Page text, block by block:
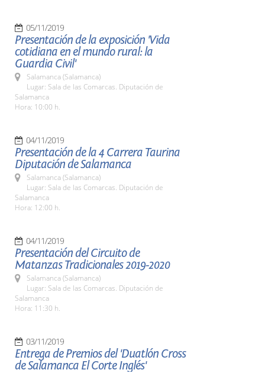
05/11/2019
Presentación de la exposición 'Vida
cotidiana en el mundo rural: la
Guardia Civil'
Salamanca (Salamanca)
Lugar: Sala de las Comarcas. Diputación de
Salamanca
Hora: 10:00 h.
04/11/2019
Presentación de la 4 Carrera Taurina
Diputación de Salamanca
Salamanca (Salamanca)
Lugar: Sala de las Comarcas. Diputación de
Salamanca
Hora: 12:00 h.
04/11/2019
Presentación del Circuito de
Matanzas Tradicionales 2019-2020
Salamanca (Salamanca)
Lugar: Sala de las Comarcas. Diputación de
Salamanca
Hora: 11:30 h.
03/11/2019
Entrega de Premios del 'Duatlón Cross
de Salamanca El Corte Inglés'